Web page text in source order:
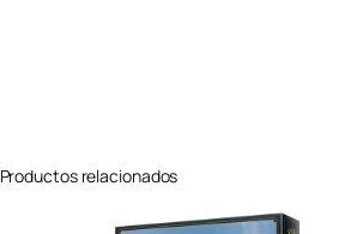
Productos relacionados